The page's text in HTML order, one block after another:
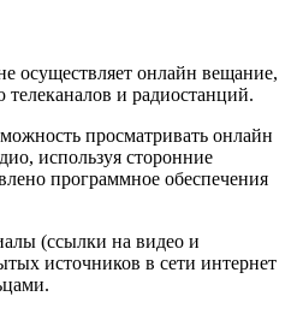
осуществляет онлайн вещание,
и радиостанций.
просматривать онлайн
используя сторонние
программное обеспечения
(ссылки на видео и
источников в сети интернет